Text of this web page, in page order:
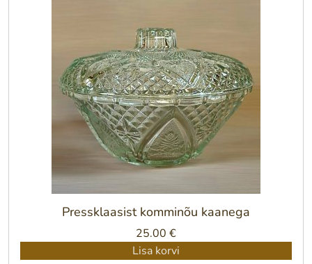
Pressklaasist komminõu kaanega
25.00 €
Lisa korvi